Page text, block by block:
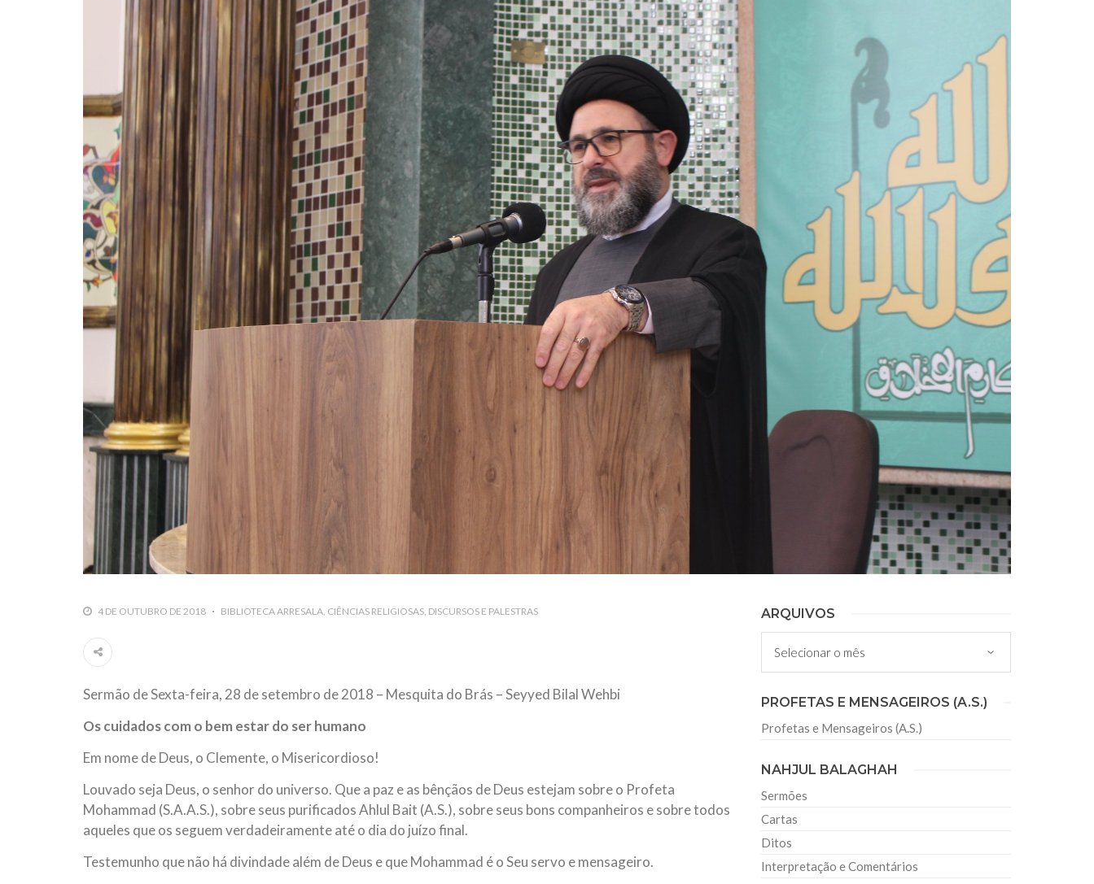
ter entrado numa guerra cultural e religiosa de magnitude. Mais
Hejrita. Desejamos a todos os irmãos e irmãs um novo
Falecimento do Imam Ali Ibn Al-Hussein (A.S.)
Em nome de Deus, o Clemente, o Misericordioso! Diante da data em que
relembramos o martírio do quarto Imam dos muçulmanos, o Imam Ali Ibn Al-
Hussein Ibn Ali Ibn Abi Táleb (A.S.), conhecido por “Zein Al-Ábidin” (Formosura
NOTÍCIAS
3 DE JULHO DE 2014
Centro Islâmico no Brasil recebe o ex-ministro das
Relações Exteriores da República Islâmica do Irã
Na noite da quinta-feira, 03 de Abril, o Centro Islâmico no Brasil recebeu em sua
sede, em São Paulo, o ex-ministro das Relações Exteriores da República Islâmica
do Irã, Sr. Kamal Kharrazi, que encontra-se visitando
4 DE OUTUBRO DE 2018 BIBLIOTECA ARRESALA CIÊNCIAS RELIGIOSAS DISCURSOS E PALESTRAS
Sermão de Sexta-feira, 28 de setembro de 2018 – Mesquita do Brás – Seyyed Bilal Wehbi
Os cuidados com o bem estar do ser humano
Em nome de Deus, o Clemente, o Misericordioso!
Louvado seja Deus, o senhor do universo. Que a paz e as bênçãos de Deus estejam sobre o Profeta
Mohammad (S.A.A.S.), sobre seus purificados Ahlul Bait (A.S.), sobre seus bons companheiros e sobre todos
aqueles que os seguem verdadeiramente até o dia do juízo final.
Testemunho que não há divindade além de Deus e que Mohammad é o Seu servo e mensageiro.
ARQUIVOS
Arquivos
PROFETAS E MENSAGEIROS (A.S.)
Profetas e Mensageiros (A.S.)
NAHJUL BALAGHAH
Sermões
Cartas
Ditos
Interpretação e Comentários